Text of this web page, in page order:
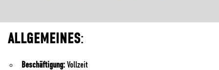
ALLGEMEINES:
Beschäftigung: Vollzeit